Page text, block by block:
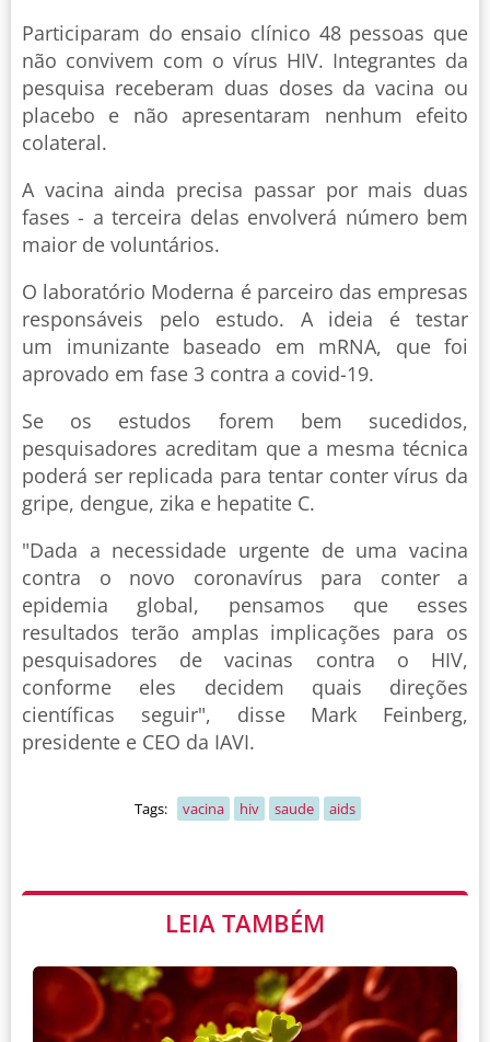
Participaram do ensaio clínico 48 pessoas que
não convivem com o vírus HIV. Integrantes da
pesquisa receberam duas doses da vacina ou
placebo e não apresentaram nenhum efeito
colateral.
A vacina ainda precisa passar por mais duas
fases - a terceira delas envolverá número bem
maior de voluntários.
O laboratório Moderna é parceiro das empresas
responsáveis pelo estudo. A ideia é testar
um imunizante baseado em mRNA, que foi
aprovado em fase 3 contra a covid-19.
Se os estudos forem bem sucedidos,
pesquisadores acreditam que a mesma técnica
poderá ser replicada para tentar conter vírus da
gripe, dengue, zika e hepatite C.
"Dada a necessidade urgente de uma vacina
contra o novo coronavírus para conter a
epidemia global, pensamos que esses
resultados terão amplas implicações para os
pesquisadores de vacinas contra o HIV,
conforme eles decidem quais direções
científicas seguir", disse Mark Feinberg,
presidente e CEO da IAVI.
Tags: vacina hiv saude aids
LEIA TAMBÉM